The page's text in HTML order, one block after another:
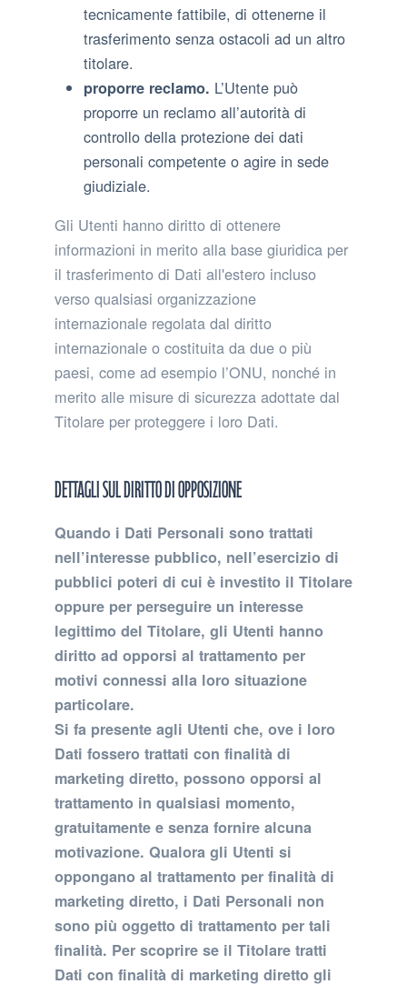
tecnicamente fattibile, di ottenerne il
trasferimento senza ostacoli ad un altro
titolare.
proporre reclamo. L’Utente può
proporre un reclamo all’autorità di
controllo della protezione dei dati
personali competente o agire in sede
giudiziale.
Gli Utenti hanno diritto di ottenere
informazioni in merito alla base giuridica per
il trasferimento di Dati all'estero incluso
verso qualsiasi organizzazione
internazionale regolata dal diritto
internazionale o costituita da due o più
paesi, come ad esempio l’ONU, nonché in
merito alle misure di sicurezza adottate dal
Titolare per proteggere i loro Dati.
Dettagli sul diritto di opposizione
Quando i Dati Personali sono trattati
nell’interesse pubblico, nell’esercizio di
pubblici poteri di cui è investito il Titolare
oppure per perseguire un interesse
legittimo del Titolare, gli Utenti hanno
diritto ad opporsi al trattamento per
motivi connessi alla loro situazione
particolare.
Si fa presente agli Utenti che, ove i loro
Dati fossero trattati con finalità di
marketing diretto, possono opporsi al
trattamento in qualsiasi momento,
gratuitamente e senza fornire alcuna
motivazione. Qualora gli Utenti si
oppongano al trattamento per finalità di
marketing diretto, i Dati Personali non
sono più oggetto di trattamento per tali
finalità. Per scoprire se il Titolare tratti
Dati con finalità di marketing diretto gli